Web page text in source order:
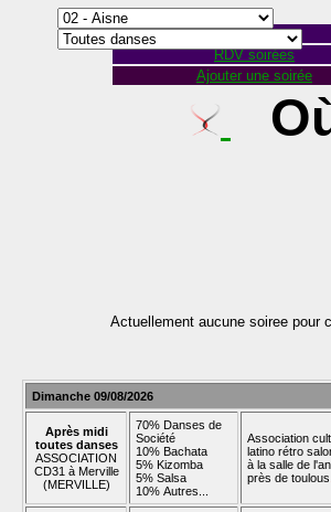
RDV soirées
Ajouter une soirée
Actuellement aucune soiree pour
Dimanche 09/08/2026
Après midi
toutes danses
ASSOCIATION
CD31 à Merville
(MERVILLE)
70% Danses de
Société
10% Bachata
5% Kizomba
5% Salsa
10% Autres...
Association
latino rétro
à la salle de
près de toulous